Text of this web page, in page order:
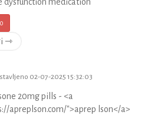
dysfunction medication
0
⇾
02-07-2025 15:32:03
20mg pills - <a
apreplson.com/">aprep lson</a>